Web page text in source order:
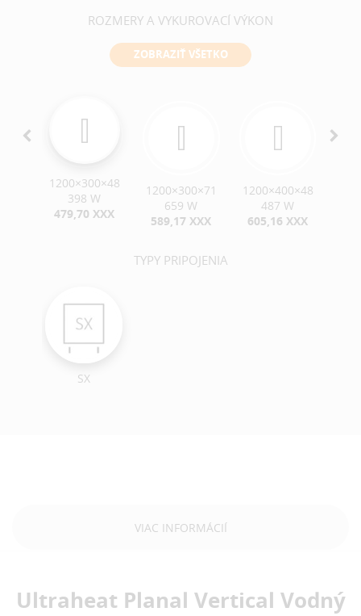
ROZMERY A VYKUROVACÍ VÝKON
ZOBRAZIŤ VŠETKO
1200×300×48
398 W
479,70 XXX
1200×300×71
659 W
589,17 XXX
1200×400×48
487 W
605,16 XXX
TYPY PRIPOJENIA
SX
VIAC INFORMÁCIÍ
Ultraheat Planal Vertical Vodný